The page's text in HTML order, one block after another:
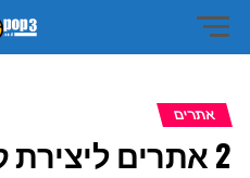
אתרים
2 אתרים ליצירת קעקוע וירטואלי